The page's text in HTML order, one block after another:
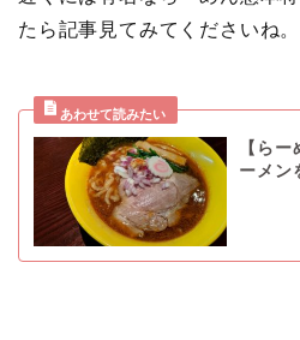
たら記事見てみてくださいね。
【ら
ーメン